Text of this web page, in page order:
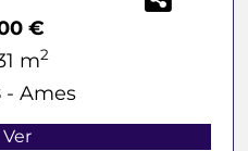
€
m2
- Ames
Ver